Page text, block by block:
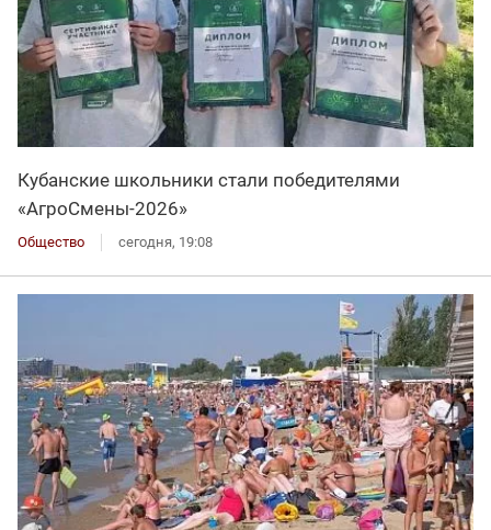
Кубанские школьники стали победителями
«АгроСмены-2026»
Общество сегодня, 19:08